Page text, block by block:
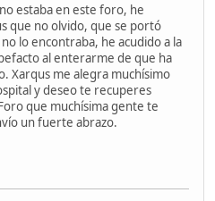
estaba en este foro, he
que no olvido, que se portó
lo encontraba, he acudido a la
al enterarme de que ha
Xarqus me alegra muchísimo
y deseo te recuperes
que muchísima gente te
un fuerte abrazo.